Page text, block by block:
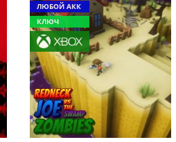
ЛЮБОЙ АКК
КЛЮЧ